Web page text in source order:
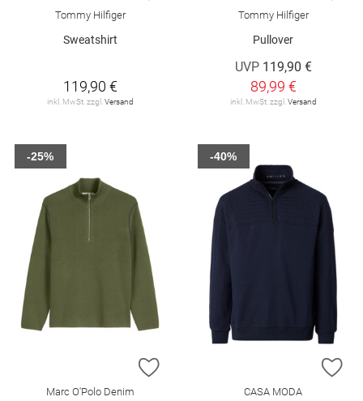
Tommy Hilfiger
Sweatshirt
119,90 €
inkl. MwSt. zzgl. Versand
Tommy Hilfiger
Pullover
UVP 119,90 €
89,99 €
inkl. MwSt. zzgl. Versand
ZUR WUNSCHLISTE HINZUFÜGEN
Marc O'Polo Denim
-25%
CASA MODA
-40%